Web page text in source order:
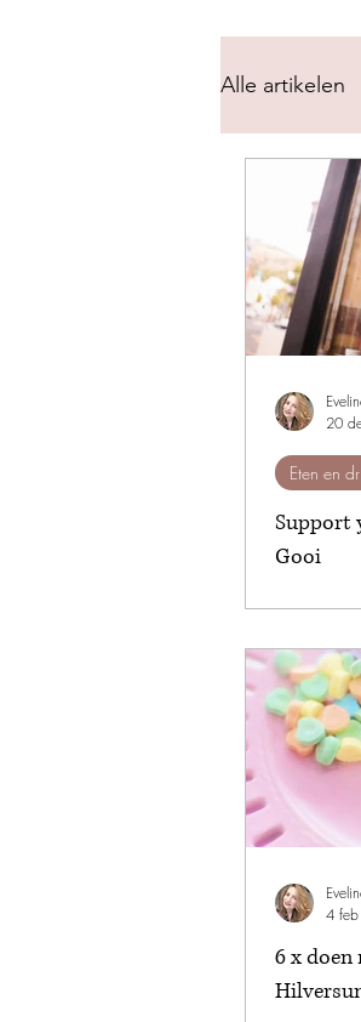
Alle artikelen
Support
Gooi
Eten en
20
6 x
4